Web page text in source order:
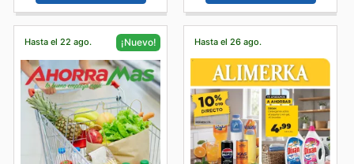
Hasta el 22 ago. ¡Nuevo! Hasta el 26 ago.